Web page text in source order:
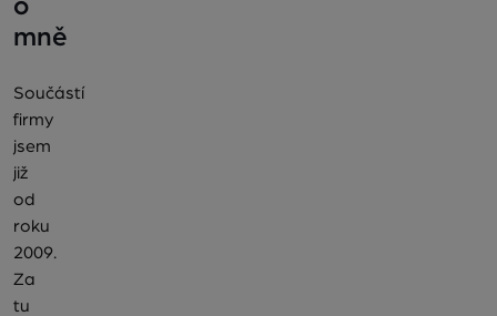
o
mně
Součástí
firmy
jsem
již
od
roku
2009.
Za
tu